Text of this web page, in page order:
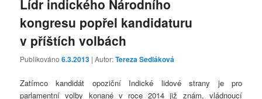
Lídr indického Národního
kongresu popřel kandidaturu
v příštích volbách
Publikováno6.3.2013 | Autor:Tereza Sedláková
Zatímco kandidát opoziční Indické lidové strany je pro
parlamentní volby konané v roce 2014 již znám, vládnoucí